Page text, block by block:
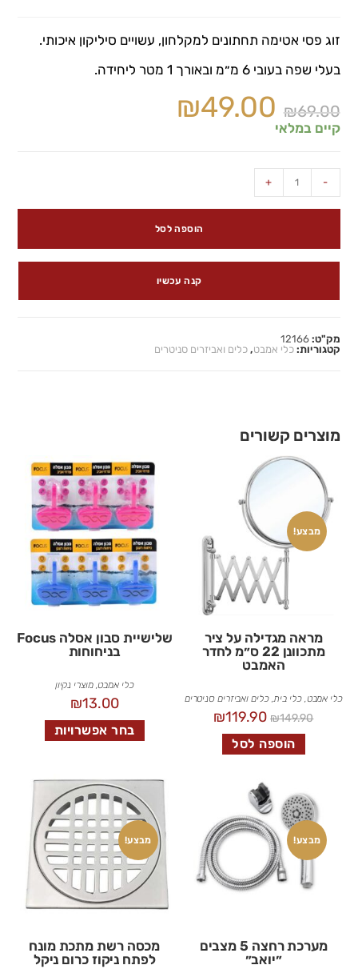
זוג פסי אטימה תחתונים למקלחון, עשויים סיליקון איכותי.
בעלי שפה בעובי 6 מ״מ ובאורך 1 מטר ליחידה.
₪69.00
₪49.00
קיים במלאי
-
+
הוספה לסל
קנה עכשיו
מק"ט:12166
קטגוריות:כלי אמבט,כלים ואביזרים סניטרים
מוצרים קשורים
מבצע!
מראה מגדילה על ציר
מתכוונן 22 ס״מ לחדר
האמבט
כלי אמבט ,כלי בית ,כלים ואביזרים סניטרים
₪149.90
₪119.90
הוספה לסל
שלישיית סבון אסלה Focus
בניחוחות
כלי אמבט ,מוצרי נקיון
₪13.00
בחר אפשרויות
מבצע!
מערכת רחצה 5 מצבים
״יואב״
מבצע!
מכסה רשת מתכת מונח
לפתח ניקוז כרום ניקל